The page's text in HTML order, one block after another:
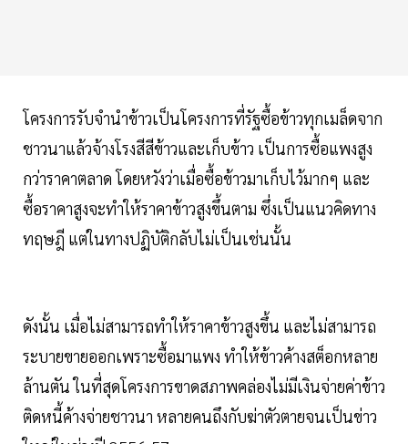
โครงการรับจำนำข้าวเป็นโครงการที่รัฐซื้อข้าวทุกเมล็ดจาก
ชาวนาแล้วจ้างโรงสีสีข้าวและเก็บข้าว เป็นการซื้อแพงสูง
กว่าราคาตลาด โดยหวังว่าเมื่อซื้อข้าวมาเก็บไว้มากๆ และ
ซื้อราคาสูงจะทำให้ราคาข้าวสูงขึ้นตาม ซึ่งเป็นแนวคิดทาง
ทฤษฎี แต่ในทางปฏิบัติกลับไม่เป็นเช่นนั้น
ดังนั้น เมื่อไม่สามารถทำให้ราคาข้าวสูงขึ้น และไม่สามารถ
ระบายขายออกเพราะซื้อมาแพง ทำให้ข้าวค้างสต็อกหลาย
ล้านตัน ในที่สุดโครงการขาดสภาพคล่องไม่มีเงินจ่ายค่าข้าว
ติดหนี้ค้างจ่ายชาวนา หลายคนถึงกับฆ่าตัวตายจนเป็นข่าว